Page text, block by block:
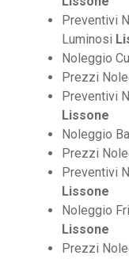
Preventivi
Luminosi
Noleggio
Prezzi
Preventivi
Lissone
Noleggio
Prezzi
Preventivi
Lissone
Noleggio
Lissone
Prezzi